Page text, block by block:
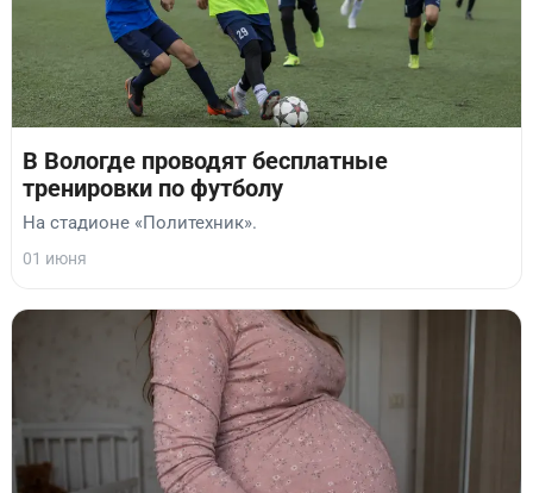
В Вологде проводят бесплатные
тренировки по футболу
На стадионе «Политехник».
01 июня